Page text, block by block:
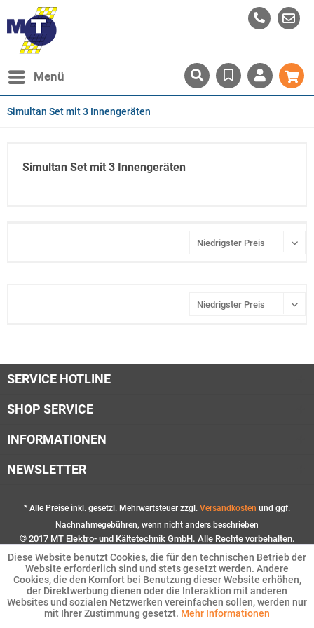
Menü
Simultan Set mit 3 Innengeräten
Simultan Set mit 3 Innengeräten
SERVICE HOTLINE
SHOP SERVICE
INFORMATIONEN
NEWSLETTER
* Alle Preise inkl. gesetzl. Mehrwertsteuer zzgl. Versandkosten und ggf.
Nachnahmegebühren, wenn nicht anders beschrieben
© 2017 MT Elektro- und Kältetechnik GmbH. Alle Rechte vorbehalten.
Diese Website benutzt Cookies, die für den technischen Betrieb der
Website erforderlich sind und stets gesetzt werden. Andere
Cookies, die den Komfort bei Benutzung dieser Website erhöhen,
der Direktwerbung dienen oder die Interaktion mit anderen
Websites und sozialen Netzwerken vereinfachen sollen, werden nur
mit Ihrer Zustimmung gesetzt. Mehr Informationen